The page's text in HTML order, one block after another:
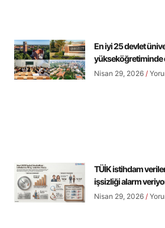
En iyi 25 devlet
yükseköğretiminde
Nisan 29, 2026
TÜİK istihdam
işsizliği alarm
Nisan 29, 2026